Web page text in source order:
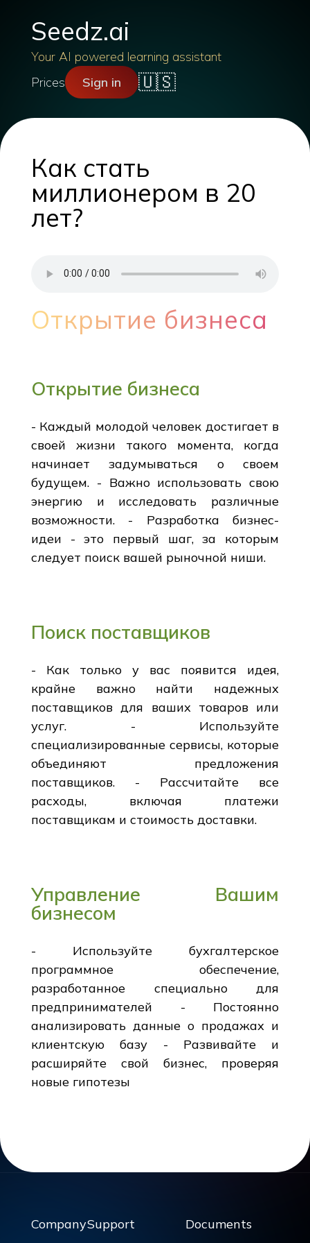
Seedz.ai
Your AI powered learning assistant
Prices
Sign in 🇺🇸
Как стать
миллионером в 20
лет?
Открытие бизнеса
Открытие бизнеса
- Каждый молодой человек достигает в
своей жизни такого момента, когда
начинает задумываться о своем
будущем. - Важно использовать свою
энергию и исследовать различные
возможности. - Разработка бизнес-
идеи - это первый шаг, за которым
следует поиск вашей рыночной ниши.
Поиск поставщиков
- Как только у вас появится идея,
крайне важно найти надежных
поставщиков для ваших товаров или
услуг. - Используйте
специализированные сервисы, которые
объединяют предложения
поставщиков. - Рассчитайте все
расходы, включая платежи
поставщикам и стоимость доставки.
Управление Вашим
бизнесом
- Используйте бухгалтерское
программное обеспечение,
разработанное специально для
предпринимателей - Постоянно
анализировать данные о продажах и
клиентскую базу - Развивайте и
расширяйте свой бизнес, проверяя
новые гипотезы
CompanySupport Documents